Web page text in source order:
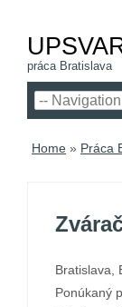
práca Bratislava
Home » Práca
Bratislava,
Ponúkaný